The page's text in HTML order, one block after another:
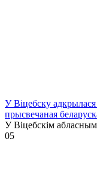
У Віцебску
прысвечаная
У Віцебскім
05